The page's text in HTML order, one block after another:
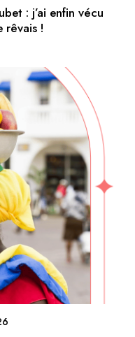
: j’ai enfin vécu
rêvais !